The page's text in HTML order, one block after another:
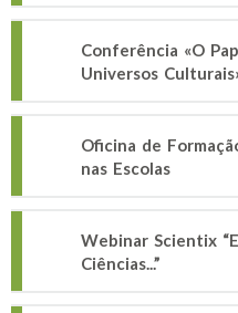
Conferência «O
Universos
Oficina de
nas Escolas
Webinar Scientix
Ciências...”